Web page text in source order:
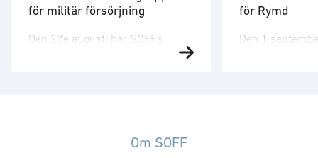
för militär försörjning
Den 27e augusti har SOFFs
rör upphandling, försörjningssäkerhet och
för Rymd
Den 1
Om SOFF